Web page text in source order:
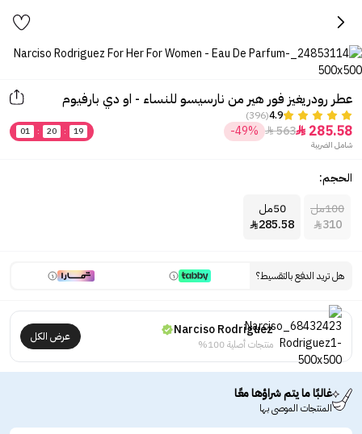
عطر رودريغيز فور هير من نارسيسو للنساء - او دي بارفيوم
4.9
(396)
285.58

563

-49%
01 : 20 :
19
شامل الضريبة
الحجم:
100مل
310

50مل
285.58

هل تريد الدفع بالتقسيط؟
Narciso Rodriguez
منتجات أصلية 100%
عرض الكل
غالبًا ما يتم شراؤها معًا
المنتجات الموصى بها